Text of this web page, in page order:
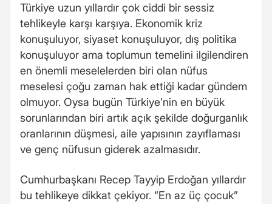
Türkiye uzun yıllardır çok ciddi bir sessiz
tehlikeyle karşı karşıya. Ekonomik kriz
konuşuluyor, siyaset konuşuluyor, dış politika
konuşuluyor ama toplumun temelini ilgilendiren
en önemli meselelerden biri olan nüfus
meselesi çoğu zaman hak ettiği kadar gündem
olmuyor. Oysa bugün Türkiye’nin en büyük
sorunlarından biri artık açık şekilde doğurganlık
oranlarının düşmesi, aile yapısının zayıflaması
ve genç nüfusun giderek azalmasıdır.
Cumhurbaşkanı Recep Tayyip Erdoğan yıllardır
bu tehlikeye dikkat çekiyor. “En az üç çocuk”